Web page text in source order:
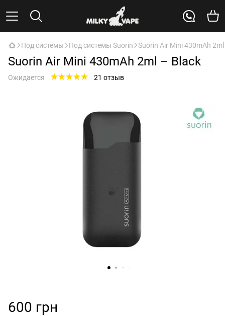
Под системы Под системы Suorin Suorin Air Mini 430mAh
Suorin Air Mini 430mAh 2ml – Black
Ожидается 21 отзыв
600 грн